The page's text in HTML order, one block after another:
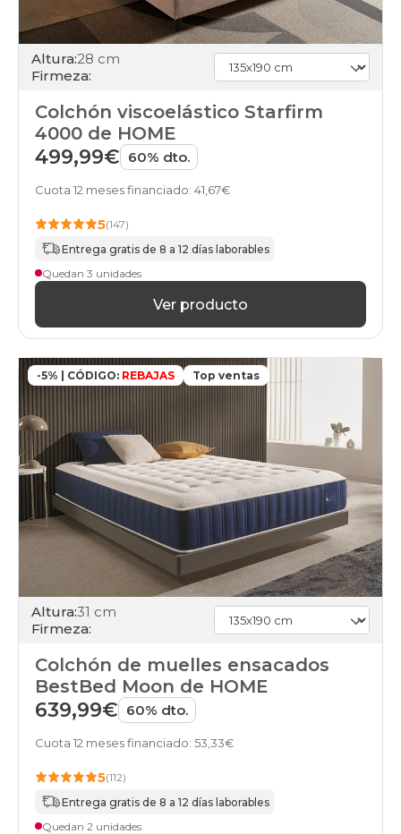
Altura:28 cm
Firmeza:
Colchón viscoelástico Starfirm
4000 de HOME
499,99€ 60% dto.
Cuota 12 meses financiado: 41,67€
5(147)
Entrega gratis de 8 a 12 días laborables
Quedan 3 unidades
Ver producto
-5% | CÓDIGO: REBAJAS Top ventas
Altura:31 cm
Firmeza:
Colchón de muelles ensacados
BestBed Moon de HOME
639,99€ 60% dto.
Cuota 12 meses financiado: 53,33€
5(112)
Entrega gratis de 8 a 12 días laborables
Quedan 2 unidades